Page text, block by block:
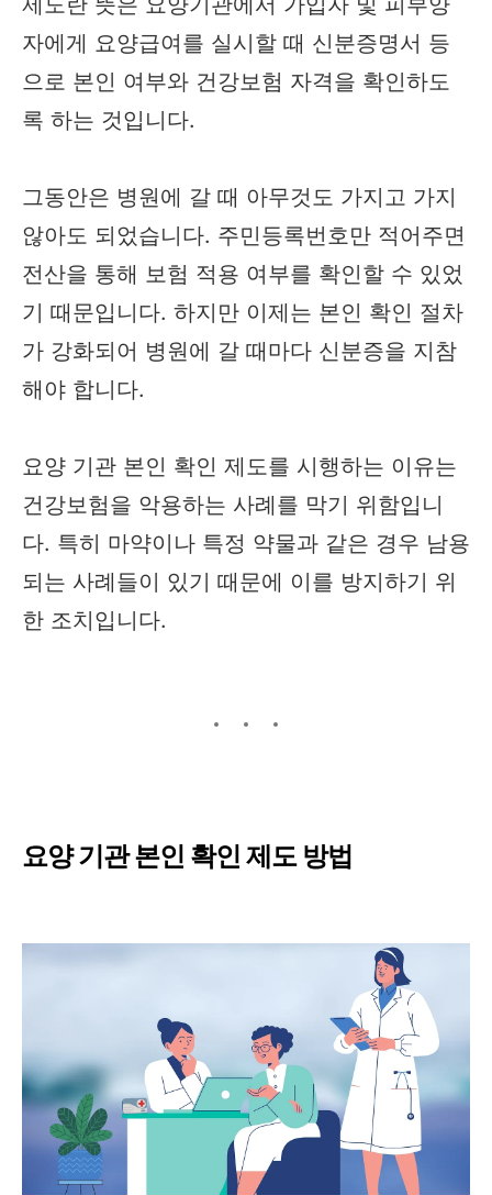
자에게 요양급여를 실시할 때 신분증명서 등
으로 본인 여부와 건강보험 자격을 확인하도
록 하는 것입니다.
그동안은 병원에 갈 때 아무것도 가지고 가지
않아도 되었습니다. 주민등록번호만 적어주면
전산을 통해 보험 적용 여부를 확인할 수 있었
기 때문입니다. 하지만 이제는 본인 확인 절차
가 강화되어 병원에 갈 때마다 신분증을 지참
해야 합니다.
요양 기관 본인 확인 제도를 시행하는 이유는
건강보험을 악용하는 사례를 막기 위함입니
다. 특히 마약이나 특정 약물과 같은 경우 남용
되는 사례들이 있기 때문에 이를 방지하기 위
한 조치입니다.
요양 기관 본인 확인 제도 방법